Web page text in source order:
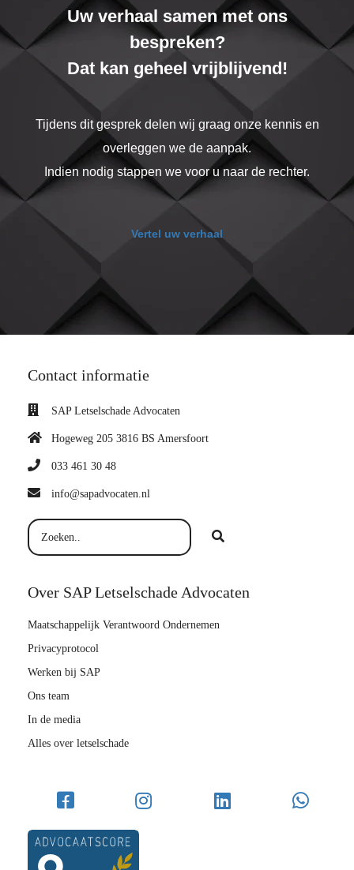
Uw verhaal samen met ons
bespreken?
Dat kan geheel vrijblijvend!
Tijdens dit gesprek delen wij graag onze kennis en
overleggen we de aanpak.
Indien nodig stappen we voor u naar de rechter.
Vertel uw verhaal
Contact informatie
SAP Letselschade Advocaten
Hogeweg 205 3816 BS Amersfoort
033 461 30 48
info@sapadvocaten.nl
Over SAP Letselschade Advocaten
Maatschappelijk Verantwoord Ondernemen
Privacyprotocol
Werken bij SAP
Ons team
In de media
Alles over letselschade